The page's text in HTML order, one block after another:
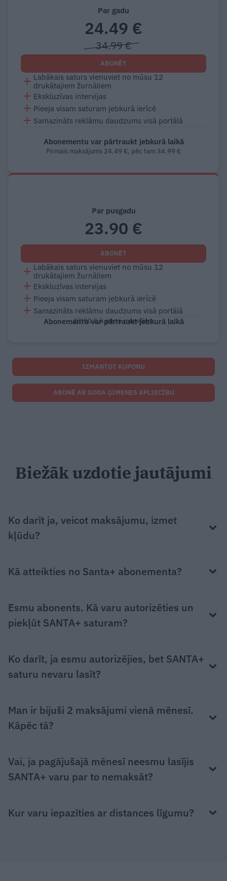
Par gadu
24.49 €
34.99 €
ABONĒT
Labākais saturs vienuviet no mūsu 12
drukātajiem žurnāliem
Ekskluzīvas intervijas
Pieeja visam saturam jebkurā ierīcē
Samazināts reklāmu daudzums visā portālā
Abonementu var pārtraukt jebkurā laikā
Pirmais maksājums 24.49 €, pēc tam 34.99 €
Par pusgadu
23.90 €
ABONĒT
Labākais saturs vienuviet no mūsu 12
drukātajiem žurnāliem
Ekskluzīvas intervijas
Pieeja visam saturam jebkurā ierīcē
Samazināts reklāmu daudzums visā portālā
Abonementu var pārtraukt jebkurā laikā
23.90 € ik pēc 6 mēnešiem
IZMANTOT KUPONU
ABONĒ AR GODA ĢIMENES APLIECĪBU
Biežāk uzdotie jautājumi
Ko darīt ja, veicot maksājumu, izmet
kļūdu?
Kā atteikties no Santa+ abonementa?
Esmu abonents. Kā varu autorizēties un
piekļūt SANTA+ saturam?
Ko darīt, ja esmu autorizējies, bet SANTA+
saturu nevaru lasīt?
Man ir bijuši 2 maksājumi vienā mēnesī.
Kāpēc tā?
Vai, ja pagājušajā mēnesī neesmu lasījis
SANTA+ varu par to nemaksāt?
Kur varu iepazīties ar distances līgumu?